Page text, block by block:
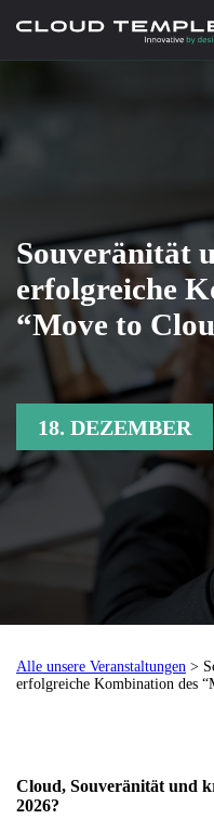
Souveränität
erfolgreiche
“Move to
18. DEZEMBER
Alle unsere Veranstaltungen >
erfolgreiche Kombination des
Cloud, Souveränität und
2026?